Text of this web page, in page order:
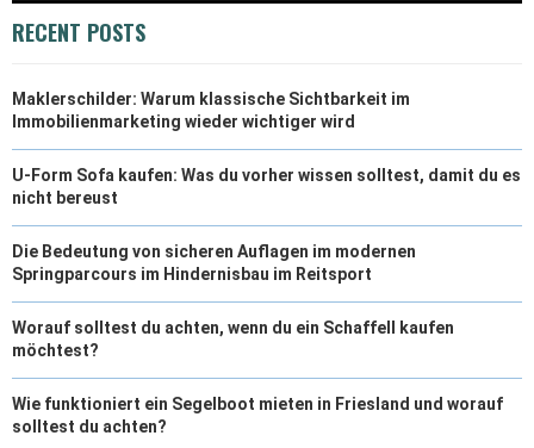
RECENT POSTS
Maklerschilder: Warum klassische Sichtbarkeit im
Immobilienmarketing wieder wichtiger wird
U-Form Sofa kaufen: Was du vorher wissen solltest, damit du es
nicht bereust
Die Bedeutung von sicheren Auflagen im modernen
Springparcours im Hindernisbau im Reitsport
Worauf solltest du achten, wenn du ein Schaffell kaufen
möchtest?
Wie funktioniert ein Segelboot mieten in Friesland und worauf
solltest du achten?